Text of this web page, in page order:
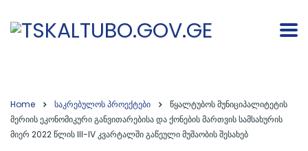
Home საკრებულოს პროექტები
წყალტუბოს მუნიციპალიტეტის
მერიის ეკონომიკური განვითარებისა და ქონების მართვის სამსახურის
მიერ 2022 წლის III-IV კვარტალში გაწეული მუშაობის შესახებ